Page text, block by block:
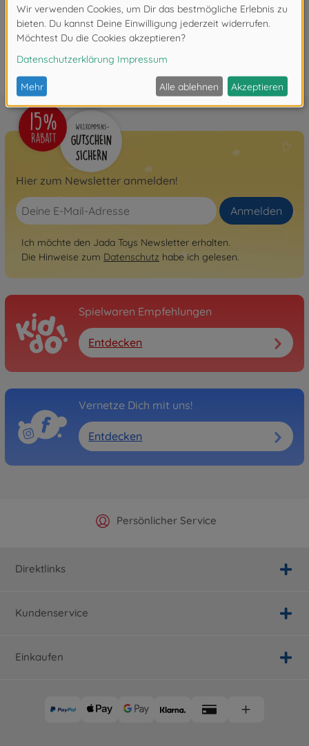
Bewertungen (5)
FAQ (1)
Hier zum Newsletter anmelden!
Anmelden
Ich möchte den Jada Toys Newsletter erhalten.
Die Hinweise zum Datenschutz habe ich gelesen.
Spielwaren Empfehlungen
Entdecken
Vernetze Dich mit uns!
Entdecken
Offizieller Hersteller Shop
Persönlicher Service
Versandkostenfrei ab 25€
Schnelle Lieferung
Direktlinks
Kundenservice
Einkaufen